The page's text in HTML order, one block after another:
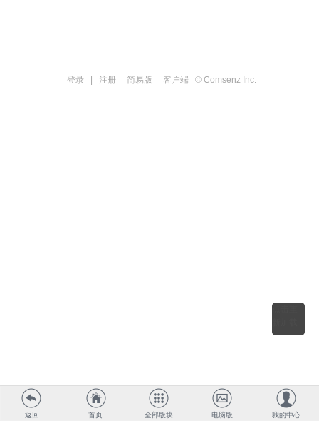
登录 注册 简易版 客户端 © Comsenz Inc.
返回 首页 全部版块 电脑版 我的中心